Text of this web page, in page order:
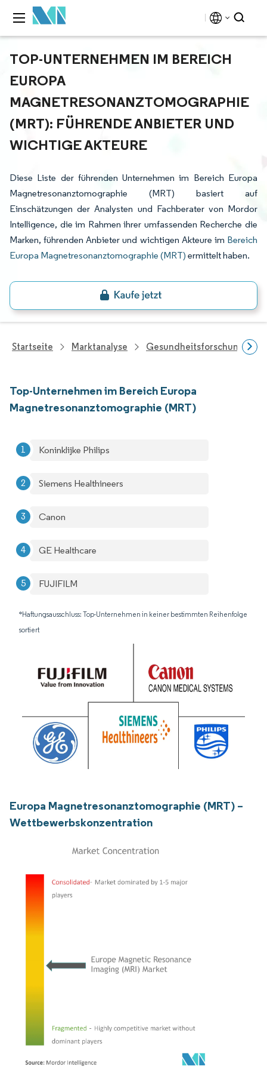
TOP-UNTERNEHMEN IM BEREICH
EUROPA
MAGNETRESONANZTOMOGRAPHIE
(MRT): FÜHRENDE ANBIETER UND
WICHTIGE AKTEURE
Diese Liste der führenden Unternehmen im Bereich Europa
Magnetresonanztomographie (MRT) basiert auf
Einschätzungen der Analysten und Fachberater von Mordor
Intelligence, die im Rahmen ihrer umfassenden Recherche die
Marken, führenden Anbieter und wichtigen Akteure im Bereich
Europa Magnetresonanztomographie (MRT) ermittelt haben.
Startseite Marktanalyse Gesundheitsforschung
Top-Unternehmen im Bereich Europa
Magnetresonanztomographie (MRT)
Koninklijke Philips
Siemens Healthineers
Canon
GE Healthcare
FUJIFILM
*Haftungsausschluss: Top-Unternehmen in keiner bestimmten Reihenfolge
sortiert
Europa Magnetresonanztomographie (MRT) –
Wettbewerbskonzentration